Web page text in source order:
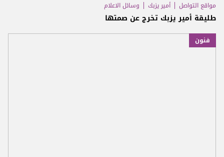
مواقع التواصل أمير يزبك وسائل الاعلام
طليقة أمير يزبك تخرج عن صمتها
فنون